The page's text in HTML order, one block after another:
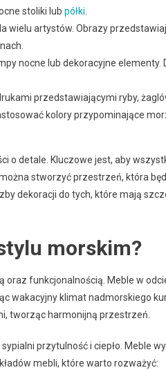
stoliki lub półki
wielu artystów. Obrazy
nocne lub dekoracyjne elementy.
przedstawiającymi ryby,
kolory przypominające
o detale. Kluczowe jest, aby
stworzyć przestrzeń, która
dekoracji do tych, które mają
morskim?
funkcjonalnością. Meble w
wakacyjny klimat nadmorskiego
tworząc harmonijną przestrzeń.
przytulność i ciepło. Meble
mebli, które warto rozważyć: